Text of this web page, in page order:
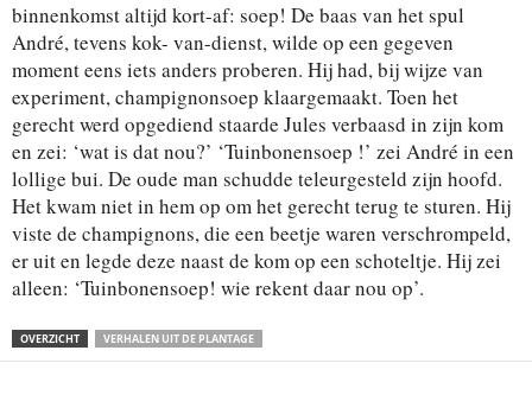
binnenkomst altijd kort-af: soep! De baas van het spul
André, tevens kok- van-dienst, wilde op een gegeven
moment eens iets anders proberen. Hij had, bij wijze van
experiment, champignonsoep klaargemaakt. Toen het
gerecht werd opgediend staarde Jules verbaasd in zijn kom
en zei: ‘wat is dat nou?’ ‘Tuinbonensoep !’ zei André in een
lollige bui. De oude man schudde teleurgesteld zijn hoofd.
Het kwam niet in hem op om het gerecht terug te sturen. Hij
viste de champignons, die een beetje waren verschrompeld,
er uit en legde deze naast de kom op een schoteltje. Hij zei
alleen: ‘Tuinbonensoep! wie rekent daar nou op’.
OVERZICHT VERHALEN UIT DE PLANTAGE